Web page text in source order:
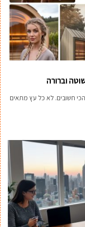
וברורה
חשובים. לא כל עץ מתאים